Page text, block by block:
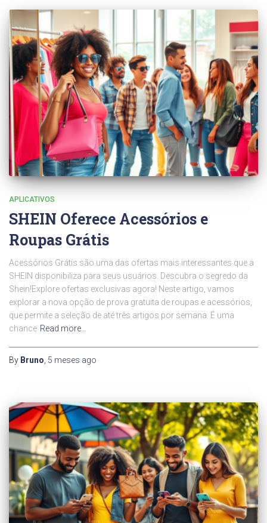
APLICATIVOS
SHEIN Oferece Acessórios e
Roupas Grátis
Acessórios Grátis são uma das ofertas mais interessantes que a
SHEIN disponibiliza para seus usuários. Descubra o segredo da
Shein!Explore ofertas exclusivas agora! Neste artigo, vamos
explorar a nova opção de prova gratuita de roupas e acessórios,
que permite a seleção de até três artigos por semana. É uma
chance Read more…
By Bruno 5 meses ago